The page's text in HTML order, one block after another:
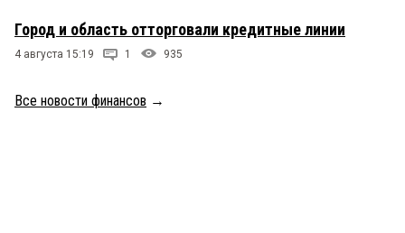
Город и область отторговали кредитные линии
4 августа 15:19 1 935
Все новости финансов →